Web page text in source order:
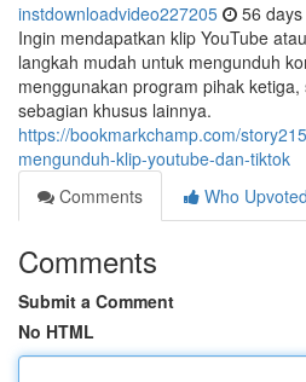
instdownloadvideo227205 56
Ingin mendapatkan klip YouTube
langkah mudah untuk mengunduh
menggunakan program pihak
sebagian khusus lainnya.
https://bookmarkchamp.com/
mengunduh-klip-youtube-dan-tiktok
Comments
Who Upvoted
Comments
Submit a Comment
No HTML